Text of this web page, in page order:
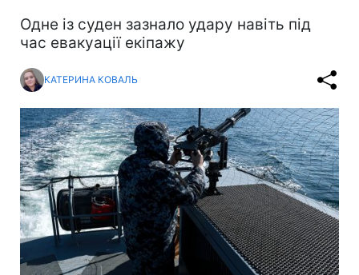
Одне із суден зазнало удару навіть під
час евакуації екіпажу
КАТЕРИНА КОВАЛЬ